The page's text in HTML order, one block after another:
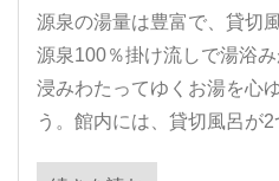
源泉の湯量は豊富で、貸切
源泉100％掛け流しで湯浴
浸みわたってゆくお湯を心
う。館内には、貸切風呂が2